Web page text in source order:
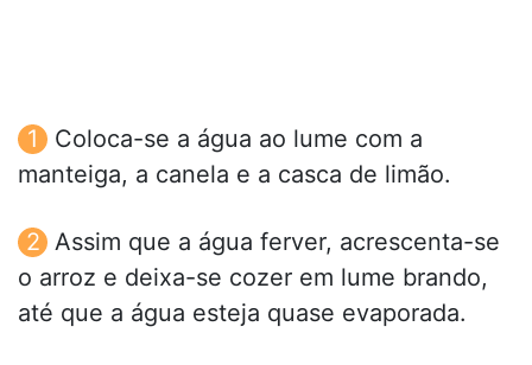
Coloca-se a água ao lume com a
manteiga, a canela e a casca de limão.
Assim que a água ferver, acrescenta-se
o arroz e deixa-se cozer em lume brando,
até que a água esteja quase evaporada.